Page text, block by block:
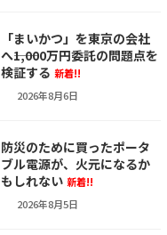
「まいかつ」を東京の会社
へ――1,000万円委託の問題点を
検証する 新着!!
2026年8月6日
防災のために買ったポータ
ブル電源が、火元になるか
もしれない 新着!!
2026年8月5日